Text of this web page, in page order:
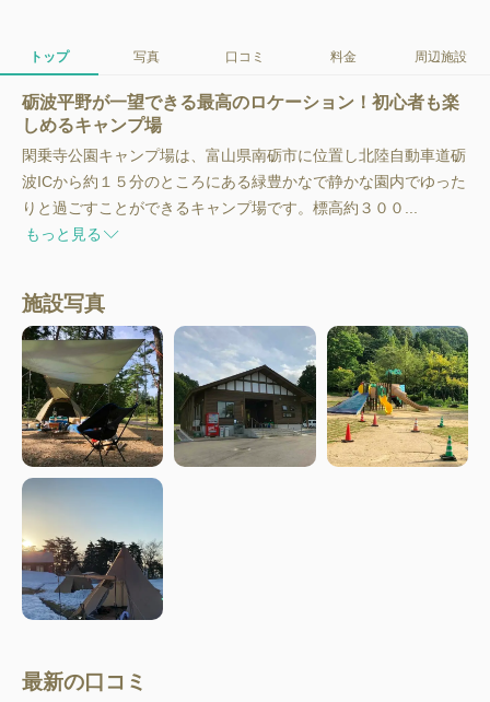
トップ 写真 口コミ 料金 周辺施設
砺波平野が一望できる最高のロケーション！初心者も楽
しめるキャンプ場
閑乗寺公園キャンプ場は、富山県南砺市に位置し北陸自動車道砺
波ICから約１５分のところにある緑豊かなで静かな園内でゆった
りと過ごすことができるキャンプ場です。標高約３００...
もっと見る
施設写真
最新の口コミ